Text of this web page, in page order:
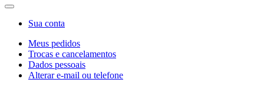
Sua conta
Meus pedidos
Trocas e cancelamentos
Dados pessoais
Alterar e-mail ou telefone